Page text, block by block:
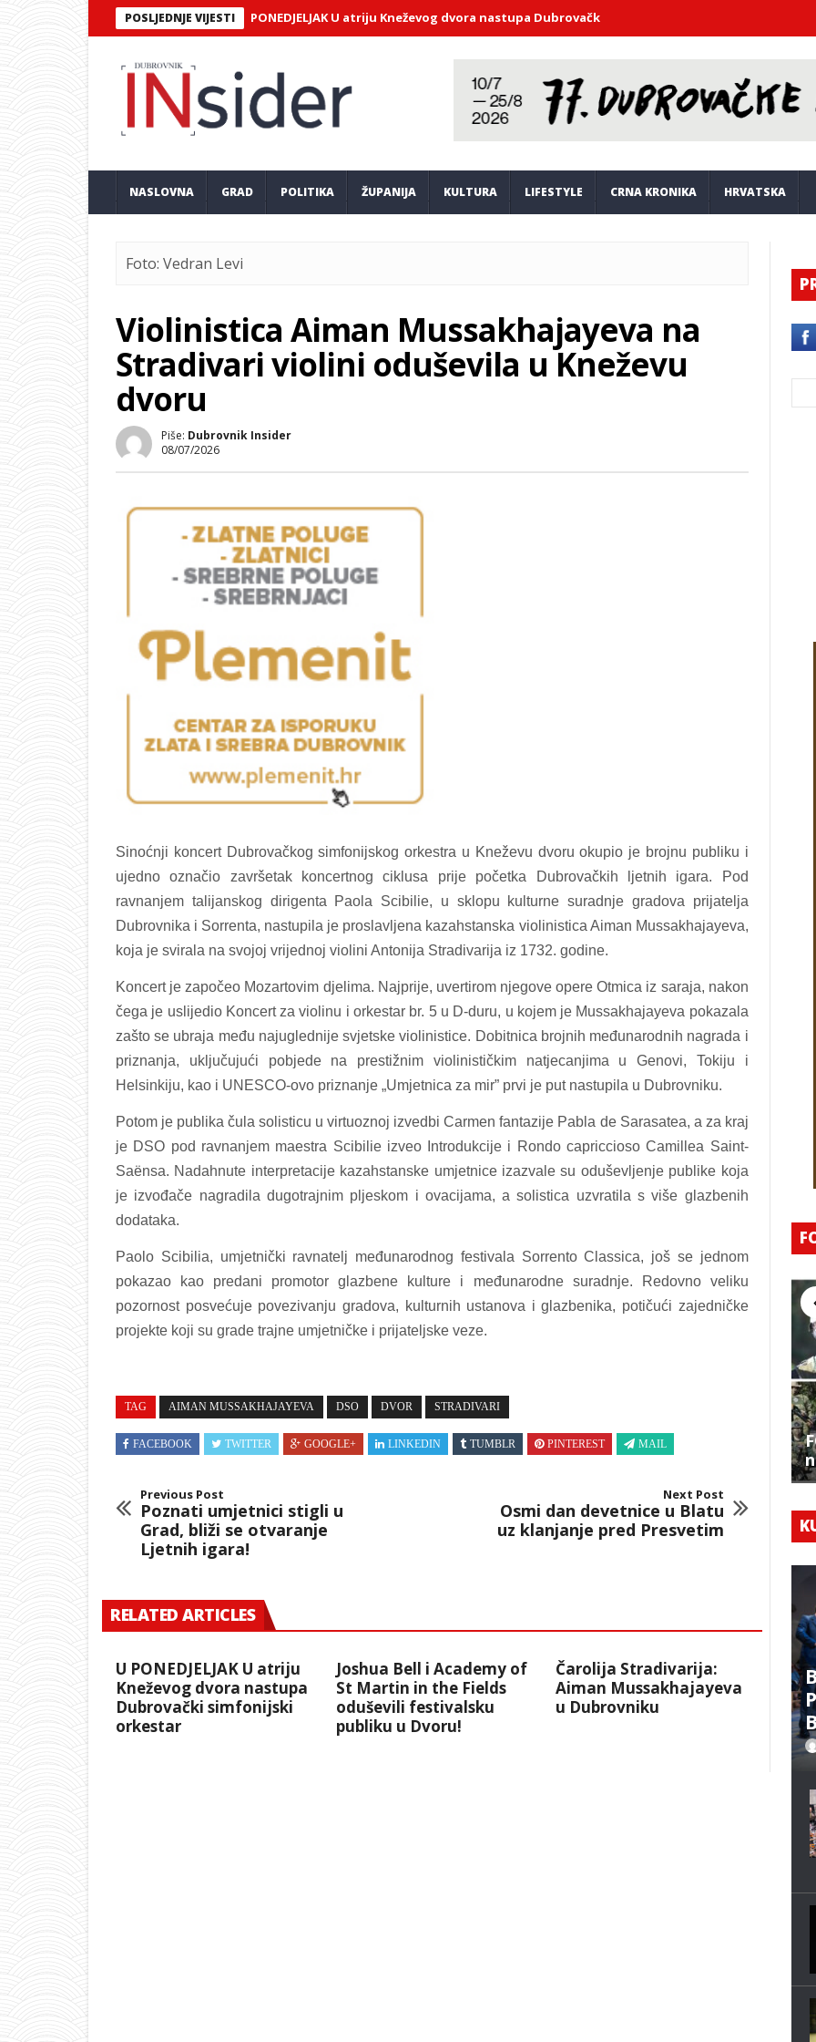
POSLJEDNJE VIJESTIU PONEDJELJAK U atriju Kneževog dvora nastupa Dubrovački simfonijski orkestar Ekvinocijo
NASLOVNA GRAD POLITIKA ŽUPANIJA KULTURA LIFESTYLE CRNA KRONIKA HRVATSKA
Foto: Vedran Levi
Violinistica Aiman Mussakhajayeva na
Stradivari violini oduševila u Kneževu
dvoru
Piše: Dubrovnik Insider
08/07/2026
Sinoćnji koncert Dubrovačkog simfonijskog orkestra u Kneževu dvoru okupio je brojnu publiku i
ujedno označio završetak koncertnog ciklusa prije početka Dubrovačkih ljetnih igara.
Pod
ravnanjem talijanskog dirigenta Paola Scibilie, u sklopu kulturne suradnje gradova prijatelja
Dubrovnika i Sorrenta, nastupila je proslavljena kazahstanska violinistica Aiman Mussakhajayeva,
koja je svirala na svojoj vrijednoj violini Antonija Stradivarija iz 1732. godine.
Koncert je započeo Mozartovim djelima. Najprije, uvertirom njegove opere Otmica iz saraja, nakon
čega je uslijedio Koncert za violinu i orkestar br. 5 u D-duru, u kojem je Mussakhajayeva pokazala
zašto se ubraja među najuglednije svjetske violinistice. Dobitnica brojnih međunarodnih nagrada i
priznanja, uključujući pobjede na prestižnim violinističkim natjecanjima u Genovi, Tokiju i
Helsinkiju, kao i UNESCO-ovo priznanje „Umjetnica za mir” prvi je put nastupila u Dubrovniku.
Potom je publika čula solisticu u virtuoznoj izvedbi Carmen fantazije Pabla de Sarasatea, a za kraj
je DSO pod ravnanjem maestra Scibilie izveo Introdukcije i Rondo capriccioso Camillea Saint-
Saënsa. Nadahnute interpretacije kazahstanske umjetnice izazvale su oduševljenje publike koja
je izvođače nagradila dugotrajnim pljeskom i ovacijama, a solistica uzvratila s više glazbenih
dodataka.
Paolo Scibilia, umjetnički ravnatelj međunarodnog festivala Sorrento Classica, još se jednom
pokazao kao predani promotor glazbene kulture i međunarodne suradnje. Redovno veliku
pozornost posvećuje povezivanju gradova, kulturnih ustanova i glazbenika, potičući zajedničke
projekte koji su grade trajne umjetničke i prijateljske veze.
TAG AIMAN MUSSAKHAJAYEVA DSO DVOR STRADIVARI
FACEBOOK TWITTER GOOGLE+ LINKEDIN TUMBLR PINTEREST MAIL
Previous Post
Poznati umjetnici stigli u
Grad, bliži se otvaranje
Ljetnih igara!
Next Post
Osmi dan devetnice u Blatu
uz klanjanje pred Presvetim
RELATED ARTICLES
U PONEDJELJAK U atriju
Kneževog dvora nastupa
Dubrovački simfonijski
orkestar
Joshua Bell i Academy of
St Martin in the Fields
oduševili festivalsku
publiku u Dvoru!
Čarolija Stradivarija:
Aiman Mussakhajayeva
u Dubrovniku